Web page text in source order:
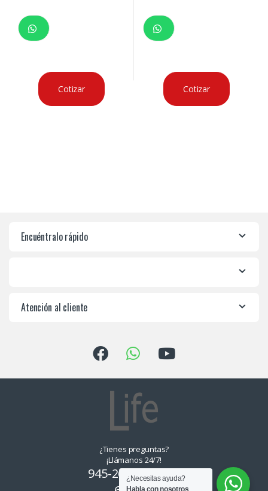
Cotizar Cotizar
Encuéntralo rápido
Atención al cliente
¿Tienes preguntas?
¡Llámanos 24/7!
945-265550, 955-
¿Necesitas ayuda?
Habla con nosotros